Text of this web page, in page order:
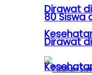
Dirawat
80 Siswa
Dirawat